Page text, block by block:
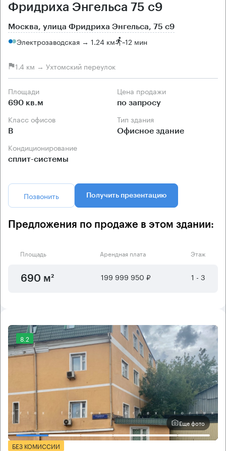
Фридриха Энгельса 75 с9
Москва, улица Фридриха Энгельса, 75 с9
Электрозаводская → 1.24 км ~12 мин
1.4 км → Ухтомский переулок
Площади
690 кв.м
Цена продажи
по запросу
Класс офисов
B
Тип здания
Офисное здание
Кондиционирование
сплит-системы
Позвонить Получить презентацию
Предложения по продаже в этом здании:
Площадь Арендная плата Этаж
690 м² 199 999 950 ₽ 1 - 3
8.2
Еще фото
БЕЗ КОМИССИИ